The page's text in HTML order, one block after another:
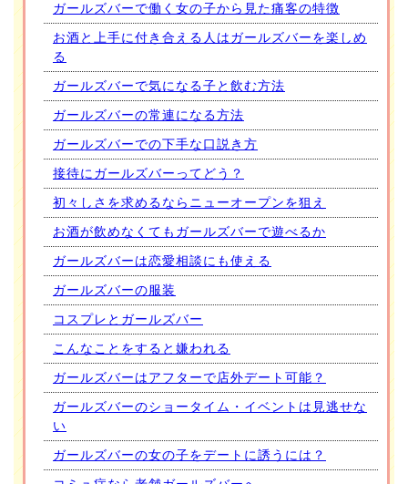
ガールズバーで働く女の子から見た痛客の特徴
お酒と上手に付き合える人はガールズバーを楽しめ
る
ガールズバーで気になる子と飲む方法
ガールズバーの常連になる方法
ガールズバーでの下手な口説き方
接待にガールズバーってどう？
初々しさを求めるならニューオープンを狙え
お酒が飲めなくてもガールズバーで遊べるか
ガールズバーは恋愛相談にも使える
ガールズバーの服装
コスプレとガールズバー
こんなことをすると嫌われる
ガールズバーはアフターで店外デート可能？
ガールズバーのショータイム・イベントは見逃せな
い
ガールズバーの女の子をデートに誘うには？